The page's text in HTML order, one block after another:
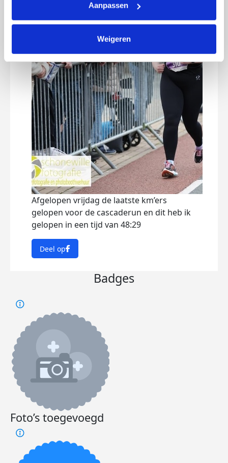
Aanpassen
Weigeren
Afgelopen vrijdag de laatste km’ers
gelopen voor de cascaderun en dit heb ik
gelopen in een tijd van 48:29
Deel op
Badges
Foto’s toegevoegd